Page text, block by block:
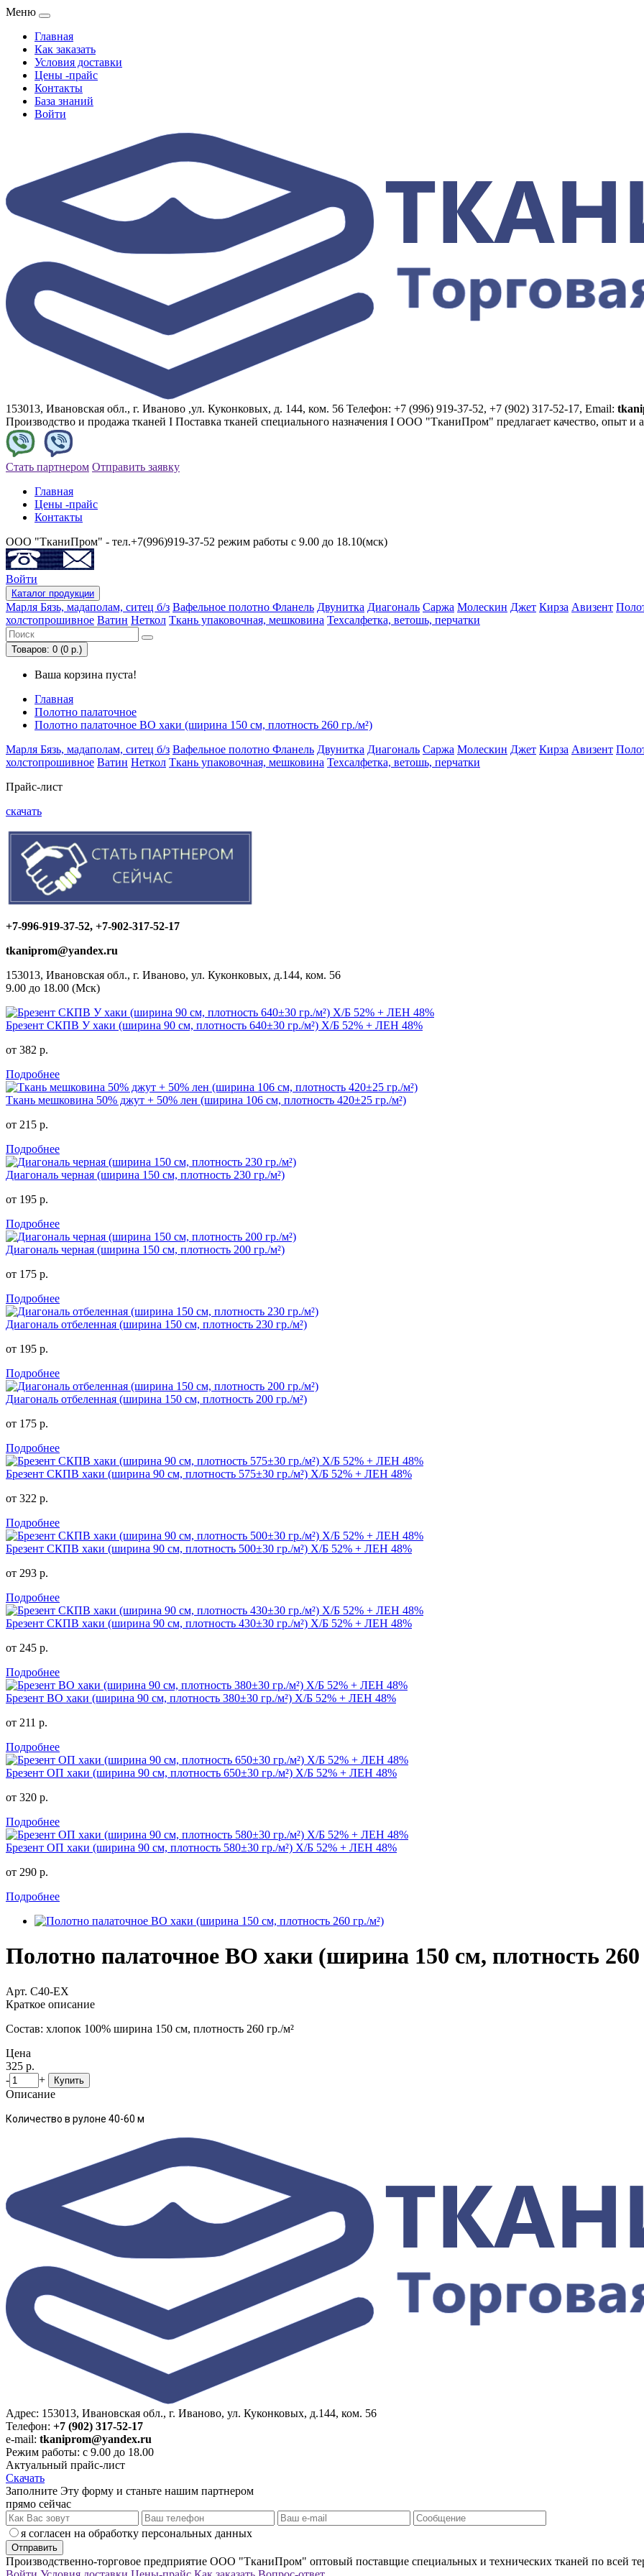
Меню
Главная
Как заказать
Условия доставки
Цены -прайс
Контакты
База знаний
Войти
153013, Ивановская обл., г. Иваново ,ул. Куконковых, д. 144, ком. 56 Телефон: +7 (996) 919-37-52, +7 (902) 317-52-17, Email:
Производство и продажа тканей I Поставка тканей специального назначения I ООО "ТканиПром" предлагает качество, опыт и
Стать партнером Отправить заявку
Главная
Цены -прайс
Контакты
ООО "ТканиПром" - тел.+7(996)919-37-52 режим работы с 9.00 до 18.10(мск)
Войти
Каталог продукции
Марля Бязь, мадаполам, ситец б/з Вафельное полотно Фланель Двунитка Диагональ Саржа Молескин Джет Кирза Авизент
холстопрошивное Ватин Неткол Ткань упаковочная, мешковина Техсалфетка, ветошь, перчатки
Товаров: 0 (0 р.)
Ваша корзина пуста!
Главная
Полотно палаточное
Полотно палаточное ВО хаки (ширина 150 см, плотность 260 гр./м²)
Марля Бязь, мадаполам, ситец б/з Вафельное полотно Фланель Двунитка Диагональ Саржа Молескин Джет Кирза Авизент
холстопрошивное Ватин Неткол Ткань упаковочная, мешковина Техсалфетка, ветошь, перчатки
Прайс-лист
скачать
+7-996-919-37-52, +7-902-317-52-17
tkaniprom@yandex.ru
153013, Ивановская обл., г. Иваново, ул. Куконковых, д.144, ком. 56
9.00 до 18.00 (Мск)
Брезент СКПВ У хаки (ширина 90 см, плотность 640±30 гр./м²) Х/Б 52% + ЛЕН 48%
от 382 р.
Подробнее
Ткань мешковина 50% джут + 50% лен (ширина 106 см, плотность 420±25 гр./м²)
от 215 р.
Подробнее
Диагональ черная (ширина 150 см, плотность 230 гр./м²)
от 195 р.
Подробнее
Диагональ черная (ширина 150 см, плотность 200 гр./м²)
от 175 р.
Подробнее
Диагональ отбеленная (ширина 150 см, плотность 230 гр./м²)
от 195 р.
Подробнее
Диагональ отбеленная (ширина 150 см, плотность 200 гр./м²)
от 175 р.
Подробнее
Брезент СКПВ хаки (ширина 90 см, плотность 575±30 гр./м²) Х/Б 52% + ЛЕН 48%
от 322 р.
Подробнее
Брезент СКПВ хаки (ширина 90 см, плотность 500±30 гр./м²) Х/Б 52% + ЛЕН 48%
от 293 р.
Подробнее
Брезент СКПВ хаки (ширина 90 см, плотность 430±30 гр./м²) Х/Б 52% + ЛЕН 48%
от 245 р.
Подробнее
Брезент ВО хаки (ширина 90 см, плотность 380±30 гр./м²) Х/Б 52% + ЛЕН 48%
от 211 р.
Подробнее
Брезент ОП хаки (ширина 90 см, плотность 650±30 гр./м²) Х/Б 52% + ЛЕН 48%
от 320 р.
Подробнее
Брезент ОП хаки (ширина 90 см, плотность 580±30 гр./м²) Х/Б 52% + ЛЕН 48%
от 290 р.
Подробнее
Полотно палаточное ВО хаки (ширина 150 см, плотность 260
Арт. С40-ЕХ
Краткое описание
Состав: хлопок 100% ширина 150 см, плотность 260 гр./м²
Цена
325 р.
-
+ Купить
Описание
Количество в рулоне 40-60 м
Адрес: 153013, Ивановская обл., г. Иваново, ул. Куконковых, д.144, ком. 56
Телефон: +7 (902) 317-52-17
e-mail: tkaniprom@yandex.ru
Режим работы: с 9.00 до 18.00
Актуальный прайс-лист
Скачать
Заполните Эту форму и станьте нашим партнером
прямо сейчас
я согласен на обработку персональных данных
Производственно-торговое предприятие ООО "ТканиПром" оптовый поставщие специальных и технических тканей по всей